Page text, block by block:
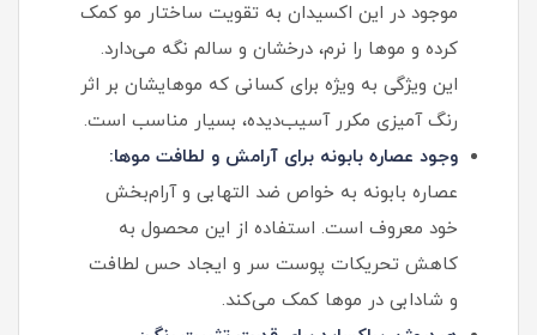
موجود در این اکسیدان به تقویت ساختار مو کمک
کرده و موها را نرم، درخشان و سالم نگه می‌دارد.
این ویژگی به ویژه برای کسانی که موهایشان بر اثر
رنگ آمیزی مکرر آسیب‌دیده، بسیار مناسب است.
وجود عصاره بابونه برای آرامش و لطافت موها:
عصاره بابونه به خواص ضد التهابی و آرام‌بخش
خود معروف است. استفاده از این محصول به
کاهش تحریکات پوست سر و ایجاد حس لطافت
و شادابی در موها کمک می‌کند.